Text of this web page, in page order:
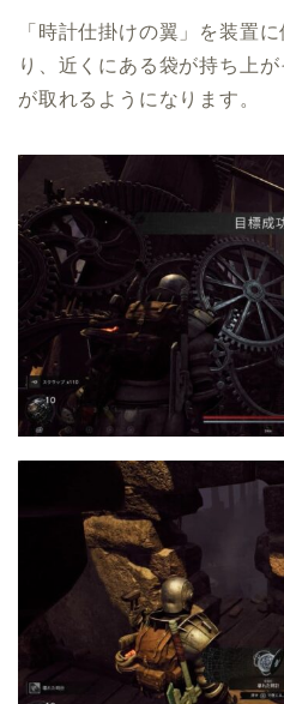
「時計仕掛けの翼」を装置
り、近くにある袋が持ち上
が取れるようになります。